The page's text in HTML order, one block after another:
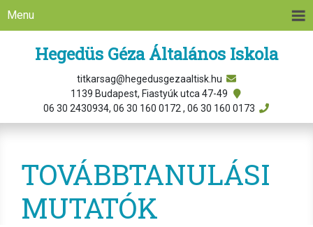
Menu
Hegedüs Géza Általános Iskola
titkarsag@hegedusgezaaltisk.hu
1139 Budapest, Fiastyúk utca 47-49
06 30 2430934, 06 30 160 0172 , 06 30 160 0173
TOVÁBBTANULÁSI
MUTATÓK